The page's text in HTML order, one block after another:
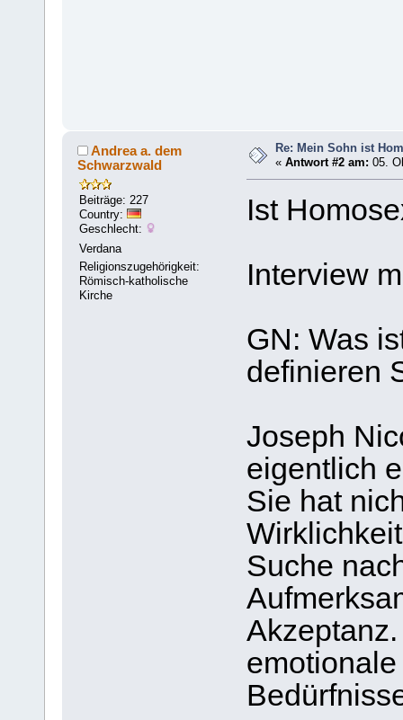
Andrea a. dem
Schwarzwald
Beiträge: 227
Country:
Geschlecht:
Verdana
Religionszugehörigkeit:
Römisch-katholische
Kirche
Re: Mein Sohn ist
«Antwort #2 am: 05.
Ist
Interview
GN: Was
definieren
Joseph
eigentlich
Sie hat
Suche